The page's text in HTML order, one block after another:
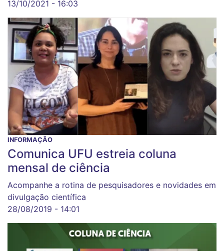
13/10/2021 - 16:03
INFORMAÇÃO
Comunica UFU estreia coluna
mensal de ciência
Acompanhe a rotina de pesquisadores e novidades em
divulgação científica
28/08/2019 - 14:01